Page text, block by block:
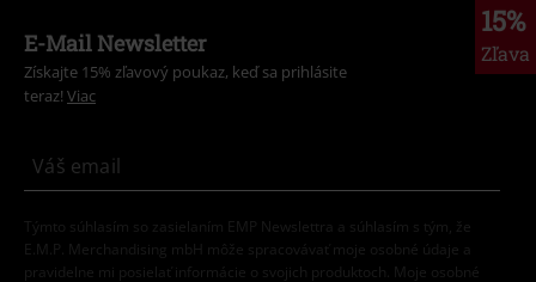
15%
Zľava
E-Mail Newsletter
Získajte 15% zľavový poukaz, keď sa prihlásite
teraz! Viac
Týmto súhlasím so zasielaním EMP Newslettra a súhlasím s tým, že
E.M.P. Merchandising mbH môže spracovávať moje osobné údaje a
pravidelne mi posielať informácie o svojich produktoch. Moje osobné